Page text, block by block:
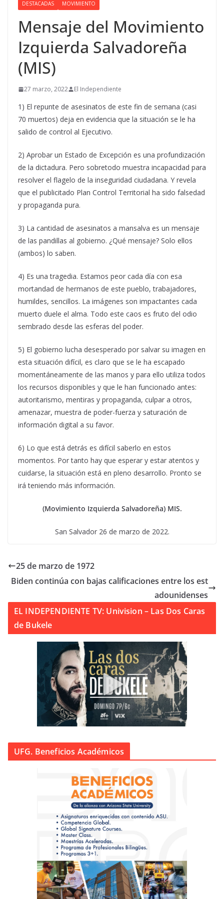
DESTACADAS MOVIMIENTO
Mensaje del Movimiento
Izquierda Salvadoreña
(MIS)
27 marzo, 2022 El Independiente
1) El repunte de asesinatos de este fin de semana (casi
70 muertos) deja en evidencia que la situación se le ha
salido de control al Ejecutivo.
2) Aprobar un Estado de Excepción es una profundización
de la dictadura. Pero sobretodo muestra incapacidad para
resolver el flagelo de la inseguridad ciudadana. Y revela
que el publicitado Plan Control Territorial ha sido falsedad
y propaganda pura.
3) La cantidad de asesinatos a mansalva es un mensaje
de las pandillas al gobierno. ¿Qué mensaje? Solo ellos
(ambos) lo saben.
4) Es una tragedia. Estamos peor cada día con esa
mortandad de hermanos de este pueblo, trabajadores,
humildes, sencillos. La imágenes son impactantes cada
muerto duele el alma. Todo este caos es fruto del odio
sembrado desde las esferas del poder.
5) El gobierno lucha desesperado por salvar su imagen en
esta situación difícil, es claro que se le ha escapado
momentáneamente de las manos y para ello utiliza todos
los recursos disponibles y que le han funcionado antes:
autoritarismo, mentiras y propaganda, culpar a otros,
amenazar, muestra de poder-fuerza y saturación de
información digital a su favor.
6) Lo que está detrás es difícil saberlo en estos
momentos. Por tanto hay que esperar y estar atentos y
cuidarse, la situación está en pleno desarrollo. Pronto se
irá teniendo más información.
(Movimiento Izquierda Salvadoreña) MIS.
San Salvador 26 de marzo de 2022.
25 de marzo de 1972
Biden continúa con bajas calificaciones entre los est
adounidenses
EL INDEPENDIENTE TV: Univision – Las Dos Caras
de Bukele
UFG. Beneficios Académicos